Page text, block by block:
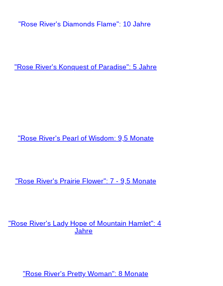
"Rose River's Diamonds Flame": 10 Jahre
"Rose River's Konquest of Paradise": 5 Jahre
"Rose River's Pearl of Wisdom: 9,5 Monate
"Rose River's Prairie Flower": 7 - 9,5 Monate
"Rose River's Lady Hope of Mountain Hamlet": 4
Jahre
"Rose River's Pretty Woman": 8 Monate